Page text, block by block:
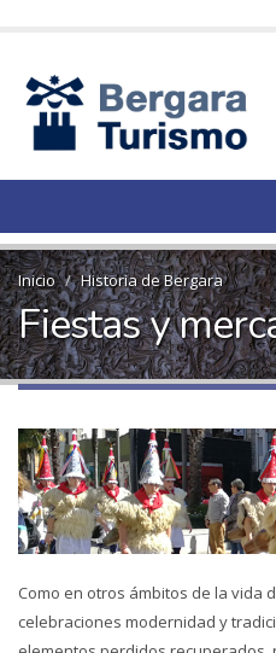
Inicio Historia de Bergara
Fiestas y
Como en otros ámbitos de la vida
celebraciones modernidad y